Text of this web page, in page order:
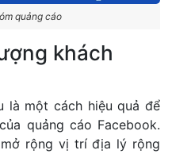
quảng cáo
khách
là một cách hiệu quả để
quảng cáo Facebook.
rộng vị trí địa lý rộng